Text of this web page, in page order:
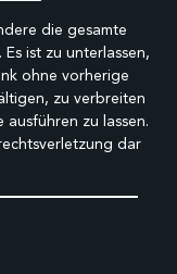
die gesamte
ist zu unterlassen,
ohne vorherige
zu verbreiten
zu lassen.
dar